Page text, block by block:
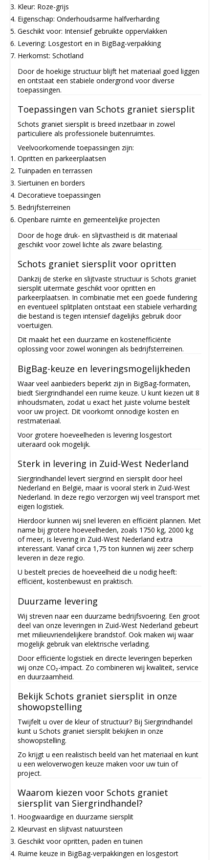
Kleur: Roze-grijs
Eigenschap: Onderhoudsarme halfverharding
Geschikt voor: Intensief gebruikte oppervlakken
Levering: Losgestort en in BigBag-verpakking
Herkomst: Schotland
Door de hoekige structuur blijft het materiaal goed liggen
en ontstaat een stabiele ondergrond voor diverse
toepassingen.
Toepassingen van Schots graniet siersplit
Schots graniet siersplit is breed inzetbaar in zowel
particuliere als professionele buitenruimtes.
Veelvoorkomende toepassingen zijn:
Opritten en parkeerplaatsen
Tuinpaden en terrassen
Siertuinen en borders
Decoratieve toepassingen
Bedrijfsterreinen
Openbare ruimte en gemeentelijke projecten
Door de hoge druk- en slijtvastheid is dit materiaal
geschikt voor zowel lichte als zware belasting.
Schots graniet siersplit voor opritten
Dankzij de sterke en slijtvaste structuur is Schots graniet
siersplit uitermate geschikt voor opritten en
parkeerplaatsen. In combinatie met een goede fundering
en eventueel splitplaten ontstaat een stabiele verharding
die bestand is tegen intensief dagelijks gebruik door
voertuigen.
Dit maakt het een duurzame en kostenefficiënte
oplossing voor zowel woningen als bedrijfsterreinen.
BigBag-keuze en leveringsmogelijkheden
Waar veel aanbieders beperkt zijn in BigBag-formaten,
biedt Siergrindhandel een ruime keuze. U kunt kiezen uit 8
inhoudsmaten, zodat u exact het juiste volume bestelt
voor uw project. Dit voorkomt onnodige kosten en
restmateriaal.
Voor grotere hoeveelheden is levering losgestort
uiteraard ook mogelijk.
Sterk in levering in Zuid-West Nederland
Siergrindhandel levert siergrind en siersplit door heel
Nederland en België, maar is vooral sterk in Zuid-West
Nederland. In deze regio verzorgen wij veel transport met
eigen logistiek.
Hierdoor kunnen wij snel leveren en efficiënt plannen. Met
name bij grotere hoeveelheden, zoals 1750 kg, 2000 kg
of meer, is levering in Zuid-West Nederland extra
interessant. Vanaf circa 1,75 ton kunnen wij zeer scherp
leveren in deze regio.
U bestelt precies de hoeveelheid die u nodig heeft:
efficiënt, kostenbewust en praktisch.
Duurzame levering
Wij streven naar een duurzame bedrijfsvoering. Een groot
deel van onze leveringen in Zuid-West Nederland gebeurt
met milieuvriendelijkere brandstof. Ook maken wij waar
mogelijk gebruik van elektrische verlading.
Door efficiënte logistiek en directe leveringen beperken
wij onze CO₂-impact. Zo combineren wij kwaliteit, service
en duurzaamheid.
Bekijk Schots graniet siersplit in onze
showopstelling
Twijfelt u over de kleur of structuur? Bij Siergrindhandel
kunt u Schots graniet siersplit bekijken in onze
showopstelling.
Zo krijgt u een realistisch beeld van het materiaal en kunt
u een weloverwogen keuze maken voor uw tuin of
project.
Waarom kiezen voor Schots graniet
siersplit van Siergrindhandel?
Hoogwaardige en duurzame siersplit
Kleurvast en slijtvast natuursteen
Geschikt voor opritten, paden en tuinen
Ruime keuze in BigBag-verpakkingen en losgestort